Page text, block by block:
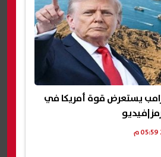
يستعرض قوة أمريكا في